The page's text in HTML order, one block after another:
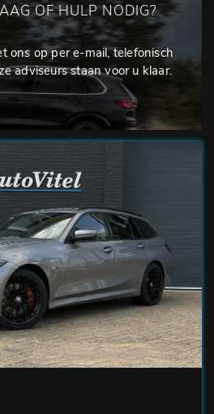
OF HULP NODIG?
ons op per e-mail, telefonisch
adviseurs staan voor u klaar.